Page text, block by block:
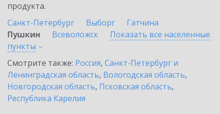
продукта.
Санкт-Петербург
Выборг
Гатчина
Пушкин
Всеволожск
Показать все населенные
пункты
Смотрите также: Россия, Санкт-Петербург и
Ленинградская область, Вологодская область,
Новгородская область, Псковская область,
Республика Карелия